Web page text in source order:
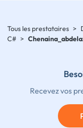
Tous les prestataires >
C# >
Recevez vos